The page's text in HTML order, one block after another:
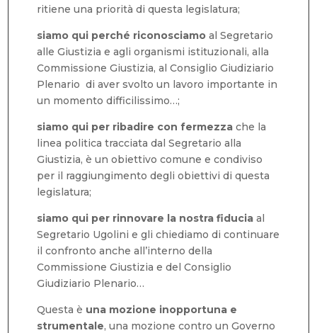
ritiene una priorità di questa legislatura;
siamo qui perché riconosciamo al Segretario
alle Giustizia e agli organismi istituzionali, alla
Commissione Giustizia, al Consiglio Giudiziario
Plenario di aver svolto un lavoro importante in
un momento difficilissimo…;
siamo qui per ribadire con fermezzache la
linea politica tracciata dal Segretario alla
Giustizia, è un obiettivo comune e condiviso
per il raggiungimento degli obiettivi di questa
legislatura;
siamo qui per rinnovare la nostra fiducia al
Segretario Ugolini e gli chiediamo di continuare
il confronto anche all’interno della
Commissione Giustizia e del Consiglio
Giudiziario Plenario…
Questa è una mozione inopportuna e
strumentale, una mozione contro un Governo